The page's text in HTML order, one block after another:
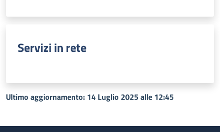
Servizi in rete
Ultimo aggiornamento: 14 Luglio 2025 alle 12:45